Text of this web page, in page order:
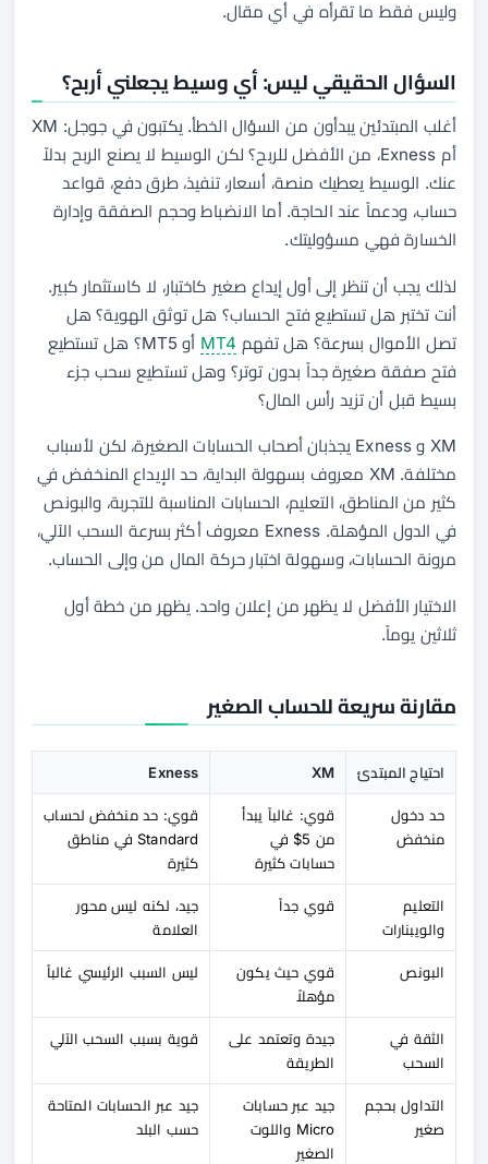
وليس فقط ما تقرأه في أي مقال.
السؤال الحقيقي ليس: أي وسيط يجعلني أربح؟
أغلب المبتدئين يبدأون من السؤال الخطأ. يكتبون في جوجل: XM
أم Exness، من الأفضل للربح؟ لكن الوسيط لا يصنع الربح بدلاً
عنك. الوسيط يعطيك منصة، أسعار، تنفيذ، طرق دفع، قواعد
حساب، ودعماً عند الحاجة. أما الانضباط وحجم الصفقة وإدارة
الخسارة فهي مسؤوليتك.
لذلك يجب أن تنظر إلى أول إيداع صغير كاختبار، لا كاستثمار كبير.
أنت تختبر هل تستطيع فتح الحساب؟ هل توثق الهوية؟ هل
تصل الأموال بسرعة؟ هل تفهم MT4
أو MT5؟ هل تستطيع
فتح صفقة صغيرة جداً بدون توتر؟ وهل تستطيع سحب جزء
بسيط قبل أن تزيد رأس المال؟
XM و Exness يجذبان أصحاب الحسابات الصغيرة، لكن لأسباب
مختلفة. XM معروف بسهولة البداية، حد الإيداع المنخفض في
كثير من المناطق، التعليم، الحسابات المناسبة للتجربة، والبونص
في الدول المؤهلة. Exness معروف أكثر بسرعة السحب الآلي،
مرونة الحسابات، وسهولة اختبار حركة المال من وإلى الحساب.
الاختيار الأفضل لا يظهر من إعلان واحد. يظهر من خطة أول
ثلاثين يوماً.
مقارنة سريعة للحساب الصغير
احتياج المبتدئ XM
Exness
حد دخول
منخفض
قوي: غالباً يبدأ
من 5$ في
حسابات كثيرة
قوي: حد منخفض لحساب
Standard في مناطق
كثيرة
التعليم
والويبنارات
قوي جداً
جيد، لكنه ليس محور
العلامة
البونص
قوي حيث يكون
مؤهلاً
ليس السبب الرئيسي غالباً
الثقة في
السحب
جيدة وتعتمد على
الطريقة
قوية بسبب السحب الآلي
التداول بحجم
صغير
جيد عبر حسابات
Micro واللوت
الصغير
جيد عبر الحسابات المتاحة
حسب البلد